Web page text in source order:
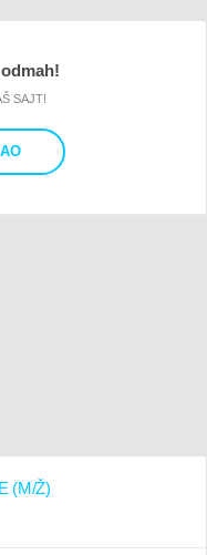
SAJT!
(M/Ž)